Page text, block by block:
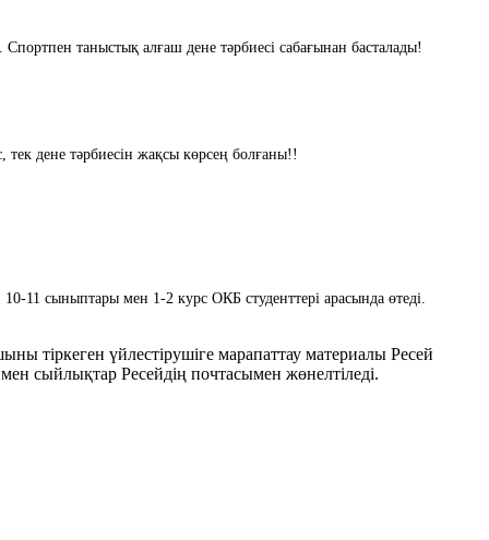
таныстық алғаш дене тәрбиесі сабағынан басталады!
дене тәрбиесін жақсы көрсең болғаны!!
сыныптары мен 1-2 курс ОКБ студенттері арасында өтеді.
тіркеген үйлестірушіге марапаттау материалы Ресей
сыйлықтар Ресейдің почтасымен жөнелтіледі.